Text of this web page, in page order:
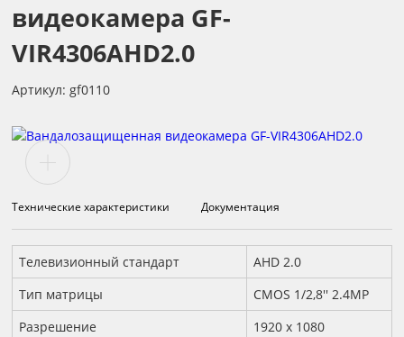
видеокамера GF-
VIR4306AHD2.0
Артикул: gf0110
Технические характеристики Документация
Технические характеристики
Телевизионный стандарт
AHD 2.0
Тип матрицы
CMOS 1/2,8'' 2.4МР
Разрешение
1920 x 1080